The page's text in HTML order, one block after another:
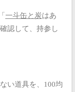
一斗缶と炭はあ
認して、持参し
い道具を、100均